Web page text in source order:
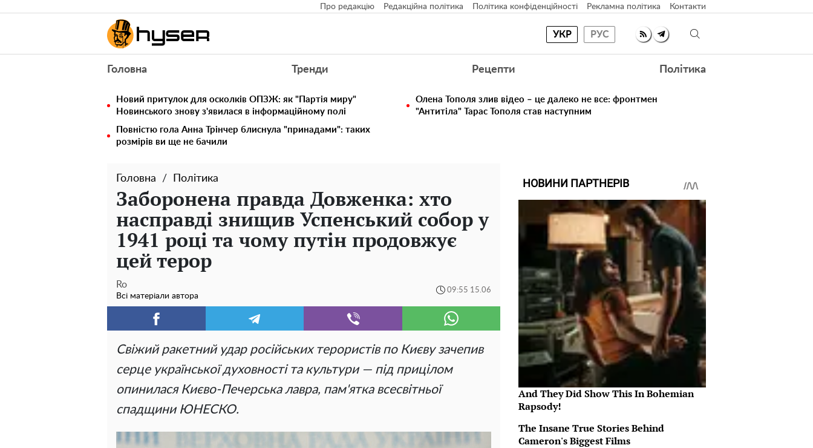
Про редакцію Редакційна політика Політика конфіденційності Рекламна політика Контакти
УКР РУС
Головна Тренди Рецепти Політика
Новий притулок для осколків ОПЗЖ: як "Партія миру"
Новинського знову з'явилася в інформаційному полі
Олена Тополя злив відео – це далеко не все: фронтмен
"Антитіла" Тарас Тополя став наступним
Повністю гола Анна Трінчер блиснула "принадами": таких
розмірів ви ще не бачили
Головна Політика
Заборонена правда Довженка: хто
насправді знищив Успенський собор у
1941 році та чому путін продовжує
цей терор
Ro
Всі матеріали автора
09:55 15.06
Свіжий ракетний удар російських терористів по Києву зачепив
серце української духовності та культури — під прицілом
опинилася Києво-Печерська лавра, пам'ятка всесвітньої
спадщини ЮНЕСКО.
НОВИНИ ПАРТНЕРІВ
And They Did Show This In Bohemian
Rapsody!
The Insane True Stories Behind
Cameron's Biggest Films